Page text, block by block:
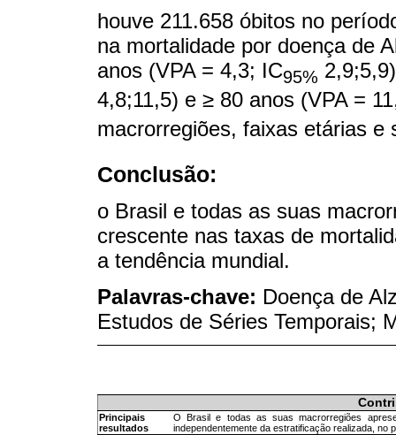
houve 211.658 óbitos no
na mortalidade por doença de
anos (VPA = 4,3; IC95%
4,8;11,5) e ≥ 80 anos (VPA =
macrorregiões, faixas etárias e
Conclusão:
o Brasil e todas as suas
crescente nas taxas de
a tendência mundial.
Palavras-chave: Doença de
Estudos de Séries Temporais;
Principais
resultados
O Brasil e todas as suas macrorregiões
independentemente da estratificação realizada, no